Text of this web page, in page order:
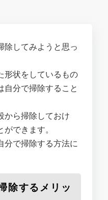
除してみようと思っ
形状をしているもの
自分で掃除すること
から掃除しておけ
できます。
分で掃除する方法に
除するメリッ